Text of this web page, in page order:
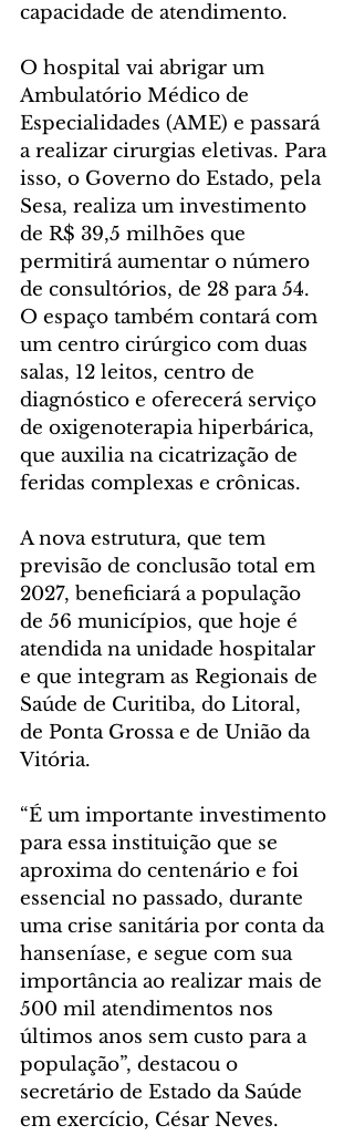
capacidade de atendimento.
O hospital vai abrigar um
Ambulatório Médico de
Especialidades (AME) e passará
a realizar cirurgias eletivas. Para
isso, o Governo do Estado, pela
Sesa, realiza um investimento
de R$ 39,5 milhões que
permitirá aumentar o número
de consultórios, de 28 para 54.
O espaço também contará com
um centro cirúrgico com duas
salas, 12 leitos, centro de
diagnóstico e oferecerá serviço
de oxigenoterapia hiperbárica,
que auxilia na cicatrização de
feridas complexas e crônicas.
A nova estrutura, que tem
previsão de conclusão total em
2027, beneficiará a população
de 56 municípios, que hoje é
atendida na unidade hospitalar
e que integram as Regionais de
Saúde de Curitiba, do Litoral,
de Ponta Grossa e de União da
Vitória.
“É um importante investimento
para essa instituição que se
aproxima do centenário e foi
essencial no passado, durante
uma crise sanitária por conta da
hanseníase, e segue com sua
importância ao realizar mais de
500 mil atendimentos nos
últimos anos sem custo para a
população”, destacou o
secretário de Estado da Saúde
em exercício, César Neves.